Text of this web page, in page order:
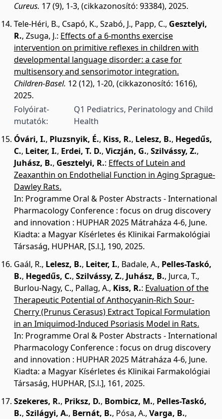
Cureus. 17 (9), 1-3, (cikkazonosító: 93384), 2025.
Tele-Héri, B., Csapó, K., Szabó, J., Papp, C., Gesztelyi,
R., Zsuga, J.: Effects of a 6-months exercise
intervention on primitive reflexes in children with
developmental language disorder: a case for
multisensory and sensorimotor integration.
Children-Basel. 12 (12), 1-20, (cikkazonosító: 1616),
2025.
Folyóirat-
mutatók:
Q1 Pediatrics, Perinatology and Child
Health
Óvári, I., Pluzsnyik, É., Kiss, R., Lelesz, B., Hegedűs,
C., Leiter, I., Erdei, T. D., Viczján, G., Szilvássy, Z.,
Juhász, B., Gesztelyi, R.: Effects of Lutein and
Zeaxanthin on Endothelial Function in Aging Sprague-
Dawley Rats.
In: Programme Oral & Poster Abstracts - International
Pharmacology Conference : focus on drug discovery
and innovation : HUPHAR 2025 Mátraháza 4-6, June.
Kiadta: a Magyar Kísérletes és Klinikai Farmakológiai
Társaság, HUPHAR, [S.l.], 190, 2025.
Gaál, R., Lelesz, B., Leiter, I., Badale, A., Pelles-Taskó,
B., Hegedűs, C., Szilvássy, Z., Juhász, B., Jurca, T.,
Burlou-Nagy, C., Pallag, A., Kiss, R.: Evaluation of the
Therapeutic Potential of Anthocyanin-Rich Sour-
Cherry (Prunus Cerasus) Extract Topical Formulation
in an Imiquimod-Induced Psoriasis Model in Rats.
In: Programme Oral & Poster Abstracts - International
Pharmacology Conference : focus on drug discovery
and innovation : HUPHAR 2025 Mátraháza 4-6, June.
Kiadta: a Magyar Kísérletes és Klinikai Farmakológiai
Társaság, HUPHAR, [S.l.], 161, 2025.
Szekeres, R., Priksz, D., Bombicz, M., Pelles-Taskó,
B., Szilágyi, A., Bernát, B., Pósa, A., Varga, B.,